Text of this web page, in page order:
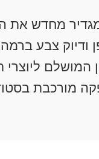
מחדש את
צבע
ליוצרי